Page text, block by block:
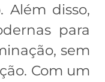
Além disso,
para
sem
Com um